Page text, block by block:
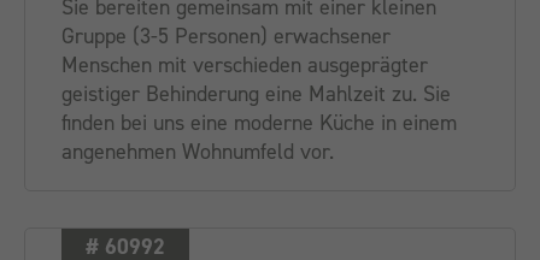
Sie bereiten gemeinsam mit einer kleinen
Gruppe (3-5 Personen) erwachsener
Menschen mit verschieden ausgeprägter
geistiger Behinderung eine Mahlzeit zu. Sie
finden bei uns eine moderne Küche in einem
angenehmen Wohnumfeld vor.
# 60992